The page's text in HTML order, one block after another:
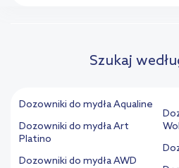
Szukaj
Dozowniki do mydła Aqualine
Dozowniki do mydła Art
Platino
Dozowniki do mydła AWD